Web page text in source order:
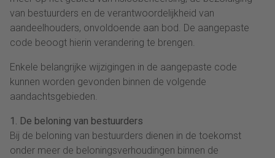
van bestuurders en de verantwoordelijkheid van
aandeelhouders, onvoldoende aan bod. De aangepaste
code beoogt hierin verandering te brengen.
Enkele belangrijke wijzigingen in de aangepaste code
kunnen worden gevonden binnen de volgende
aandachtsgebieden.
1. De beloning van bestuurders
Bij de beloning van bestuurders dienen in de toekomst
onder meer de beloningsverhoudingen binnen de